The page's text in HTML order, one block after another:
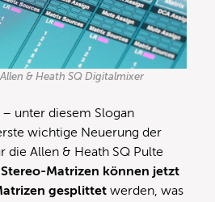
& Heath SQ Digitalmixer
– unter diesem Slogan
wichtige Neuerung der
die Allen & Heath SQ Pulte
Stereo-Matrizen können jetzt
gesplittet werden, was